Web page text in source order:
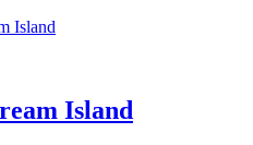
Island